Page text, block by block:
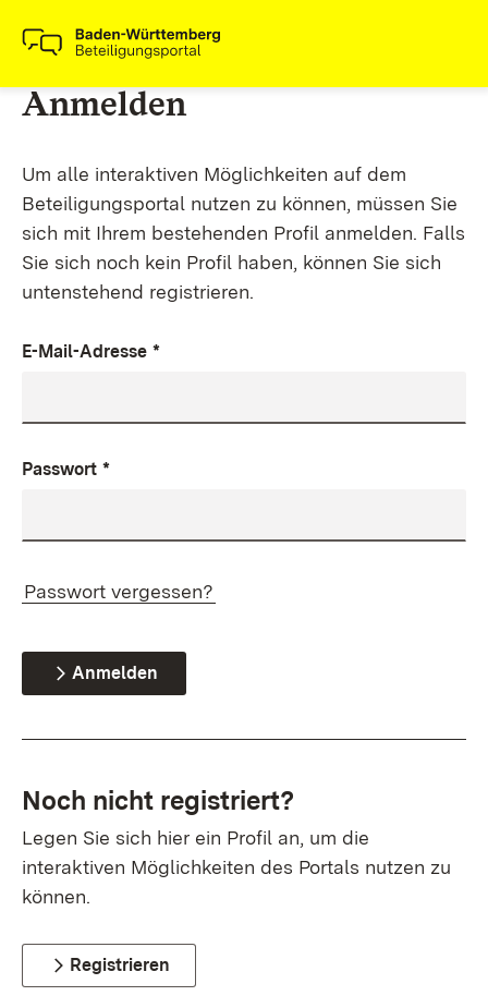
Anmelden
Um alle interaktiven Möglichkeiten auf dem
Beteiligungsportal nutzen zu können, müssen Sie
sich mit Ihrem bestehenden Profil anmelden. Falls
Sie sich noch kein Profil haben, können Sie sich
untenstehend registrieren.
E-Mail-Adresse *
Passwort *
Passwort vergessen?
Anmelden
Noch nicht registriert?
Legen Sie sich hier ein Profil an, um die
interaktiven Möglichkeiten des Portals nutzen zu
können.
Registrieren